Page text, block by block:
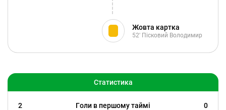
Жовта картка
52' Пісковий Володимир
Статистика
2 Голи в першому таймі
0